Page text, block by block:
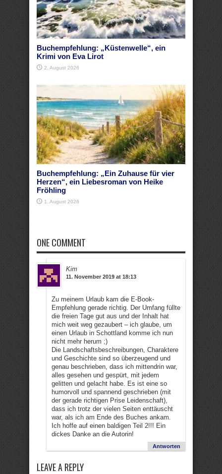
Buchempfehlung: „Küstenwelle“, ein
Krimi von Eva Lirot
2. August 2026
Buchempfehlung: „Ein Zuhause für vier
Herzen“, ein Liebesroman von Heike
Fröhling
1. August 2026
ONE COMMENT
Kim
11. November 2019 at 18:13
Zu meinem Urlaub kam die E-Book-
Empfehlung gerade richtig. Der Umfang füllte
die freien Tage gut aus und der Inhalt hat
mich weit weg gezaubert – ich glaube, um
einen Urlaub in Schottland komme ich nun
nicht mehr herum ;)
Die Landschaftsbeschreibungen, Charaktere
und Geschichte sind so überzeugend und
genau beschrieben, dass ich mittendrin war,
alles gesehen und gespürt, mit jedem
gelitten und gelacht habe. Es ist eine so
humorvoll und spannend geschrieben (mit
der gerade richtigen Prise Leidenschaft),
dass ich trotz der vielen Seiten enttäuscht
war, als ich am Ende des Buches ankam.
Ich hoffe auf einen baldigen Teil 2!!! Ein
dickes Danke an die Autorin!
Antworten
LEAVE A REPLY